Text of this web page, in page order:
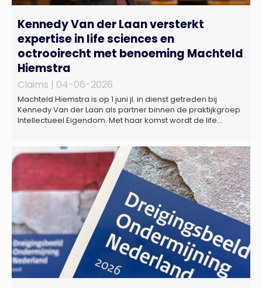
Kennedy Van der Laan versterkt
expertise in life sciences en
octrooirecht met benoeming Machteld
Hiemstra
Claims | 04-06-2026
Machteld Hiemstra is op 1 juni jl. in dienst getreden bij
Kennedy Van der Laan als partner binnen de praktijkgroep
Intellectueel Eigendom. Met haar komst wordt de life
gespecialiseerd in nationale en internationale wet- en
regelgeving relevant voor de life sciences sector en de […]